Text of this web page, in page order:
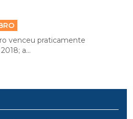
venceu praticamente
a...